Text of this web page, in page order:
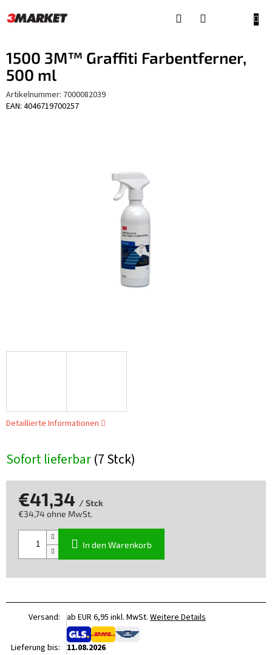
Inhalt
1500 3M™ Graffiti Farbentferner,
500 ml
Artikelnummer: 7000082039
EAN: 4046719700257
Sofort lieferbar(7 Stck)
Detaillierte Informationen
€41,34 / Stck
€34,74 ohne MwSt.
In den Warenkorb
Versand: ab EUR 6,95 inkl. MwSt. Weitere Details
Lieferung bis:
11.08.2026